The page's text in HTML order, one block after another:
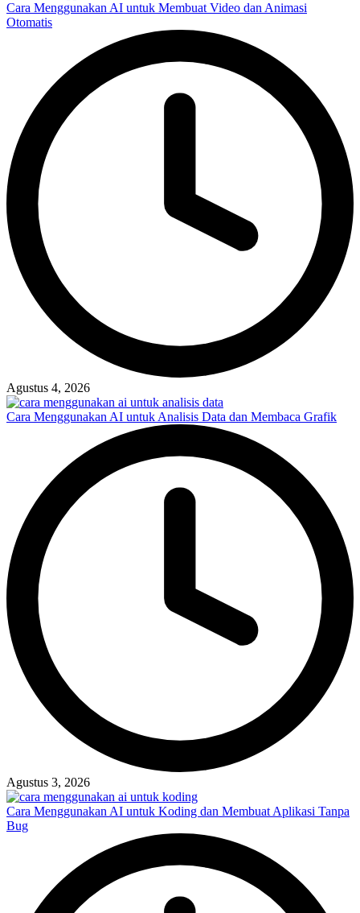
Cara Menggunakan AI untuk Membuat Video dan Animasi
Otomatis
Agustus 4, 2026
Cara Menggunakan AI untuk Analisis Data dan Membaca Grafik
Agustus 3, 2026
Cara Menggunakan AI untuk Koding dan Membuat Aplikasi Tanpa
Bug